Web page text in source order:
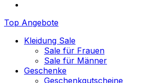
Top Angebote
Kleidung Sale
Sale für Frauen
Sale für Männer
Geschenke
Geschenkgutscheine